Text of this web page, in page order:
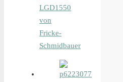
LGD1550
von
Fricke-
Schmidbauer